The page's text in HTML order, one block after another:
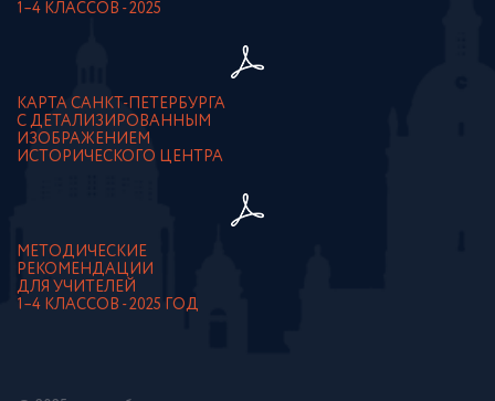
1–4 КЛАССОВ - 2025
КАРТА САНКТ-ПЕТЕРБУРГА
С ДЕТАЛИЗИРОВАННЫМ
ИЗОБРАЖЕНИЕМ
ИСТОРИЧЕСКОГО ЦЕНТРА
МЕТОДИЧЕСКИЕ
РЕКОМЕНДАЦИИ
ДЛЯ УЧИТЕЛЕЙ
1–4 КЛАССОВ - 2025 ГОД